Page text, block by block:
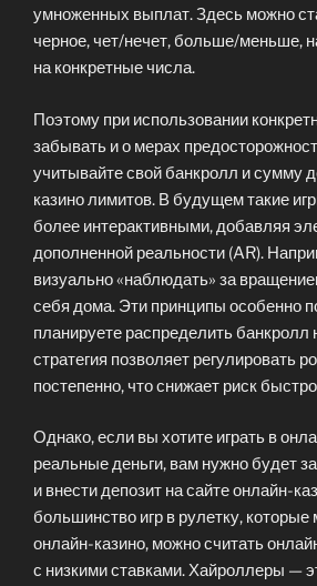
умноженных выплат. Здесь можно
черное, чет/нечет, больше/меньше,
на конкретные числа.
Поэтому при использовании
забывать и о мерах
учитывайте свой банкролл и сумму
казино лимитов. В будущем такие
более интерактивными, добавляя
дополненной реальности (AR).
визуально «наблюдать» за
себя дома. Эти принципы особенно
планируете распределить банкролл
стратегия позволяет регулировать
постепенно, что снижает риск
Однако, если вы хотите играть в
реальные деньги, вам нужно будет
и внести депозит на сайте онлайн-
большинство игр в рулетку, которые
онлайн-казино, можно считать
с низкими ставками. Хайроллеры —